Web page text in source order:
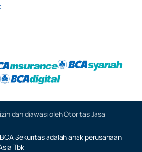
dan diawasi oleh Otoritas Jasa
Sekuritas adalah anak perusahaan
Tbk